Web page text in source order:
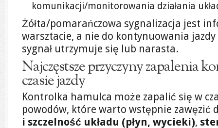
komunikacji/monitorowania działania
Żółta/pomarańczowa sygnalizacja jest
warsztacie, a nie do kontynuowania
sygnał utrzymuje się lub narasta.
Najczęstsze przyczyny zapalenia
czasie jazdy
Kontrolka hamulca może zapalić się w
powodów, które warto wstępnie zawęzić
i szczelność układu (płyn, wycieki),